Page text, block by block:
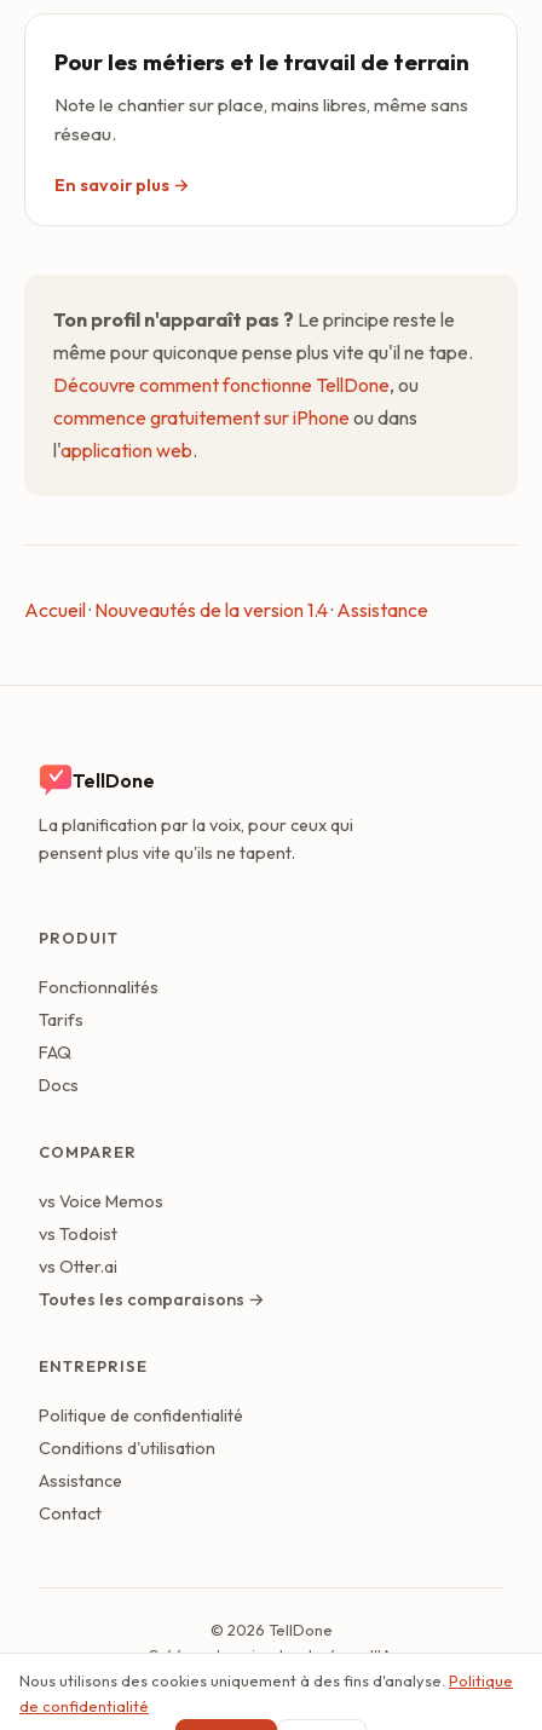
Pour les métiers et le travail de terrain
Note le chantier sur place, mains libres, même sans
réseau.
En savoir plus →
Ton profil n'apparaît pas ? Le principe reste le
même pour quiconque pense plus vite qu'il ne tape.
Découvre comment fonctionne TellDone, ou
commence gratuitement sur iPhoneou dans
l'application web.
Accueil· Nouveautés de la version 1.4· Assistance
TellDone
La planification par la voix, pour ceux qui
pensent plus vite qu'ils ne tapent.
PRODUIT
Fonctionnalités
Tarifs
FAQ
Docs
COMPARER
vs Voice Memos
vs Todoist
vs Otter.ai
Toutes les comparaisons →
ENTREPRISE
Politique de confidentialité
Conditions d'utilisation
Assistance
Contact
© 2026 TellDone
Créé par la voix, structuré par l'IA.
Dernière mise à jour : juillet 2026
Nous utilisons des cookies uniquement à des fins d'analyse. Politique
de confidentialité